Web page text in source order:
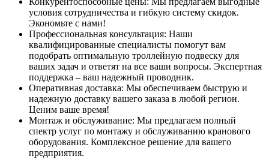
условия сотрудничества и гибкую систему скидок.
Экономьте с нами!
Профессиональная консультация: Наши
квалифицированные специалисты помогут вам
подобрать оптимальную троллейную подвеску для
ваших задач и ответят на все ваши вопросы. Экспертная
поддержка – ваш надежный проводник.
Оперативная доставка: Мы обеспечиваем быструю и
надежную доставку вашего заказа в любой регион.
Ценим ваше время!
Монтаж и обслуживание: Мы предлагаем полный
спектр услуг по монтажу и обслуживанию кранового
оборудования. Комплексное решение для вашего
предприятия.